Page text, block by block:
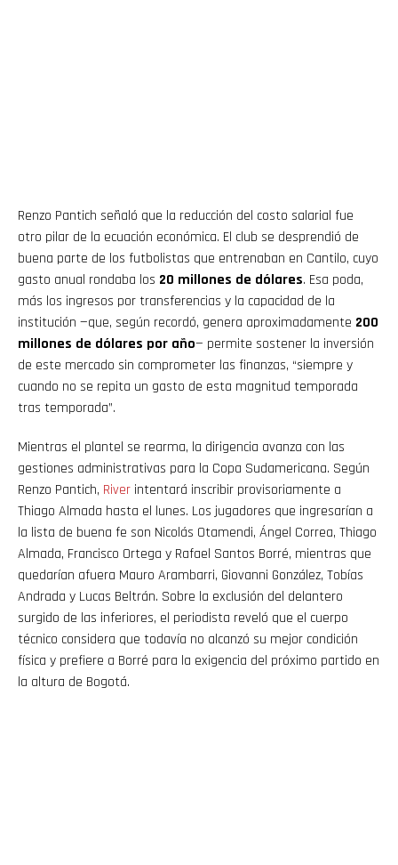
Renzo Pantich señaló que la reducción del costo salarial fue
otro pilar de la ecuación económica. El club se desprendió de
buena parte de los futbolistas que entrenaban en Cantilo, cuyo
gasto anual rondaba los 20 millones de dólares. Esa poda,
más los ingresos por transferencias y la capacidad de la
institución —que, según recordó, genera aproximadamente 200
millones de dólares por año— permite sostener la inversión
de este mercado sin comprometer las finanzas, “siempre y
cuando no se repita un gasto de esta magnitud temporada
tras temporada”.
Mientras el plantel se rearma, la dirigencia avanza con las
gestiones administrativas para la Copa Sudamericana. Según
Renzo Pantich, River intentará inscribir provisoriamente a
Thiago Almada hasta el lunes. Los jugadores que ingresarían a
la lista de buena fe son Nicolás Otamendi, Ángel Correa, Thiago
Almada, Francisco Ortega y Rafael Santos Borré, mientras que
quedarían afuera Mauro Arambarri, Giovanni González, Tobías
Andrada y Lucas Beltrán. Sobre la exclusión del delantero
surgido de las inferiores, el periodista reveló que el cuerpo
técnico considera que todavía no alcanzó su mejor condición
física y prefiere a Borré para la exigencia del próximo partido en
la altura de Bogotá.